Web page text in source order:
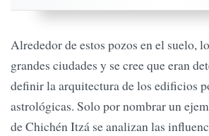
Alrededor de estos pozos en el suelo,
grandes ciudades y se cree que eran
definir la arquitectura de los edificios
astrológicas. Solo por nombrar un
de Chichén Itzá se analizan las